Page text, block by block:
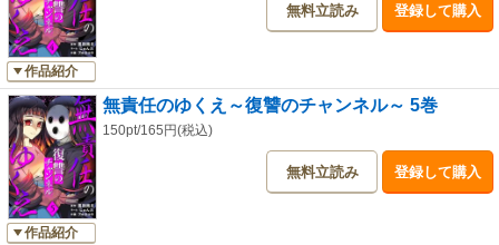
作品紹介
無料立読み 登録して購入
作品紹介
無責任のゆくえ～復讐のチャンネル～ 5巻
150pt/165円(税込)
無料立読み 登録して購入